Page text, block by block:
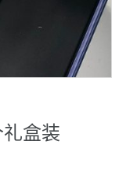
盒装